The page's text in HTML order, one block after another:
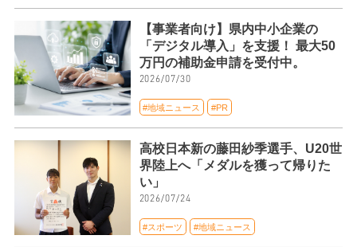
【事業者向け】県内中小企業の
「デジタル導入」を支援！ 最大50
万円の補助金申請を受付中。
2026/07/30
#地域ニュース #PR
高校日本新の藤田紗季選手、U20世
界陸上へ「メダルを獲って帰りた
い」
2026/07/24
#スポーツ #地域ニュース